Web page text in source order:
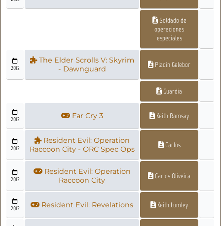
Soldado de
operaciones
especiales
2012
The Elder Scrolls V: Skyrim
- Dawnguard
Pladín Gelebor
Guardia
2012 Far Cry 3 Keith Ramsay
2012
Resident Evil: Operation
Raccoon City - ORC Spec Ops
Carlos
2012
Resident Evil: Operation
Raccoon City
Carlos Oliveira
2012 Resident Evil: Revelations Keith Lumley